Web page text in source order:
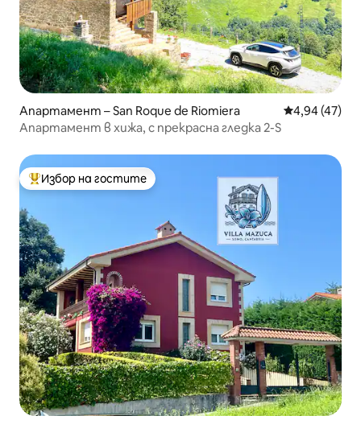
Апартамент – San Roque de Riomiera Средна
4,94 (47)
Апартамент в хижа, с прекрасна гледка 2-S
Най-популярен избор на гостите
Избор на гостите